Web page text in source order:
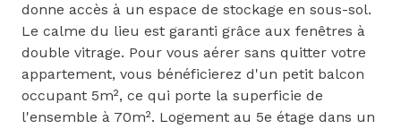
donne accès à un espace de stockage en sous-sol.
Le calme du lieu est garanti grâce aux fenêtres à
double vitrage. Pour vous aérer sans quitter votre
appartement, vous bénéficierez d'un petit balcon
occupant 5m², ce qui porte la superficie de
l'ensemble à 70m². Logement au 5e étage dans un